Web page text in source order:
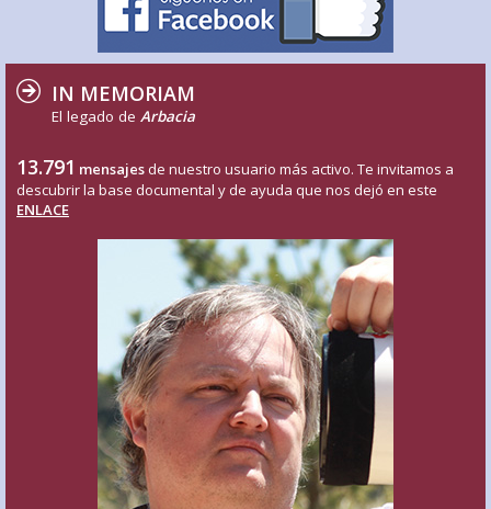
IN MEMORIAM
El legado de Arbacia
13.791 mensajes de nuestro usuario más activo. Te invitamos a
descubrir la base documental y de ayuda que nos dejó en este
ENLACE